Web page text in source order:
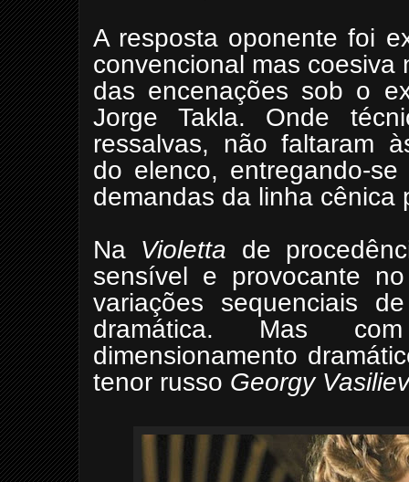
A resposta oponente foi
convencional mas coesiva
das encenações sob o
Jorge Takla. Onde
ressalvas, não faltaram
do elenco, entregando-
demandas da linha
Na Violetta de
sensível e provocante
variações sequenciais
dramática. Mas
dimensionamento
tenor russo Georgy Vasiliev